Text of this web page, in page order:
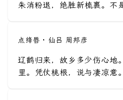
朱消粉退，绝胜新梳裹。不
点绛唇 · 仙吕 周邦彦
辽鹤归来，故乡多少伤心地
里。凭仗桃根，说与凄凉意